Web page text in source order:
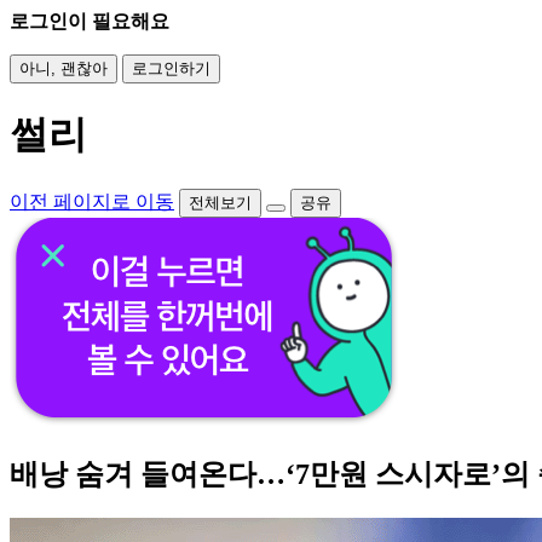
로그인이 필요해요
아니, 괜찮아 로그인하기
썰리
이전 페이지로 이동 전체보기 공유
배낭 숨겨 들여온다…‘7만원 스시자로’의